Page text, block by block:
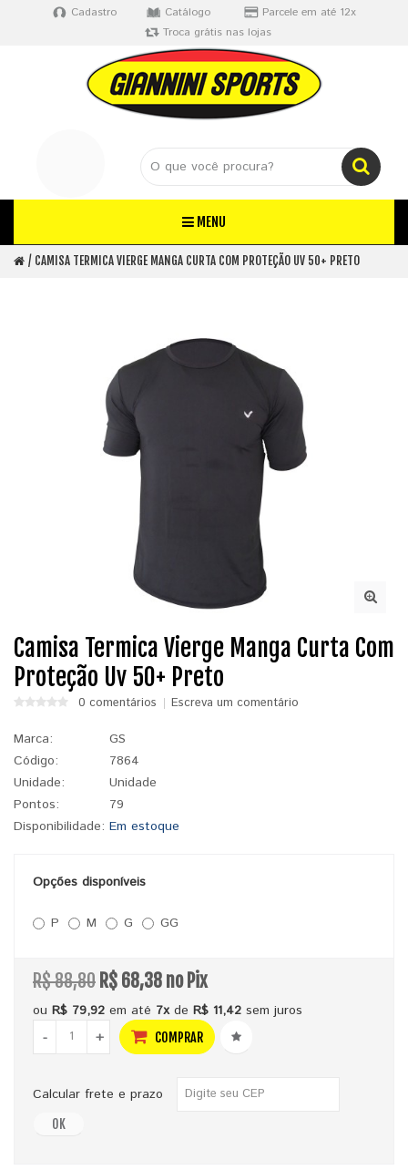
Cadastro Catálogo
Parcele em até 12x
Troca grátis nas lojas
MENU
CAMISA TERMICA VIERGE MANGA CURTA COM PROTEÇÃO UV 50+ PRETO
Camisa Termica Vierge Manga Curta Com
Proteção Uv 50+ Preto
0 comentários Escreva um comentário
Marca:
GS
Código:
7864
Unidade:
Unidade
Pontos:
79
Disponibilidade: Em estoque
Opções disponíveis
P M G GG
R$ 88,80 R$ 68,38 no Pix
ou R$ 79,92 em até 7xde R$ 11,42 sem juros
-
+ COMPRAR
Calcular frete e prazo
OK